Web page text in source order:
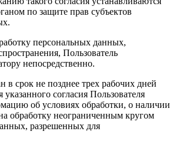
по защите прав субъектов
персональных данных,
Пользователь
непосредственно.
в срок не позднее трех рабочих дней
согласия Пользователя
об условиях обработки, о наличии
обработку неограниченным кругом
разрешенных для